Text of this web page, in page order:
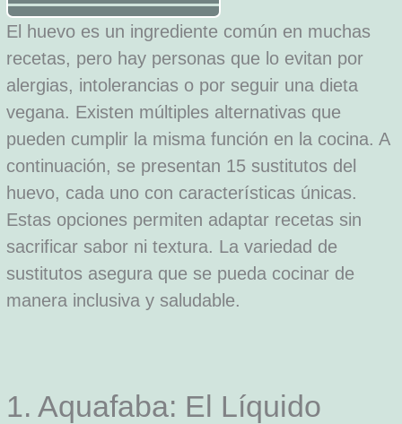
El huevo es un ingrediente común en muchas
recetas, pero hay personas que lo evitan por
alergias, intolerancias o por seguir una dieta
vegana. Existen múltiples alternativas que
pueden cumplir la misma función en la cocina. A
continuación, se presentan 15 sustitutos del
huevo, cada uno con características únicas.
Estas opciones permiten adaptar recetas sin
sacrificar sabor ni textura. La variedad de
sustitutos asegura que se pueda cocinar de
manera inclusiva y saludable.
1. Aquafaba: El Líquido